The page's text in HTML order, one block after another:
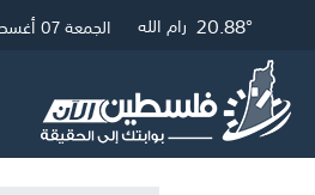
26.04° غزة 21.12° القدس 20.88° رام الله الجمعة 07 أغسطس 2026